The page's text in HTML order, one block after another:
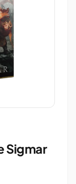
Sigmar